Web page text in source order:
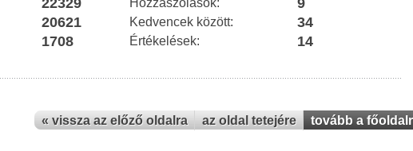
22329 Hozzászólások: 9
20621 Kedvencek között: 34
1708 Értékelések: 14
« vissza az előző oldalra az oldal tetejére tovább a